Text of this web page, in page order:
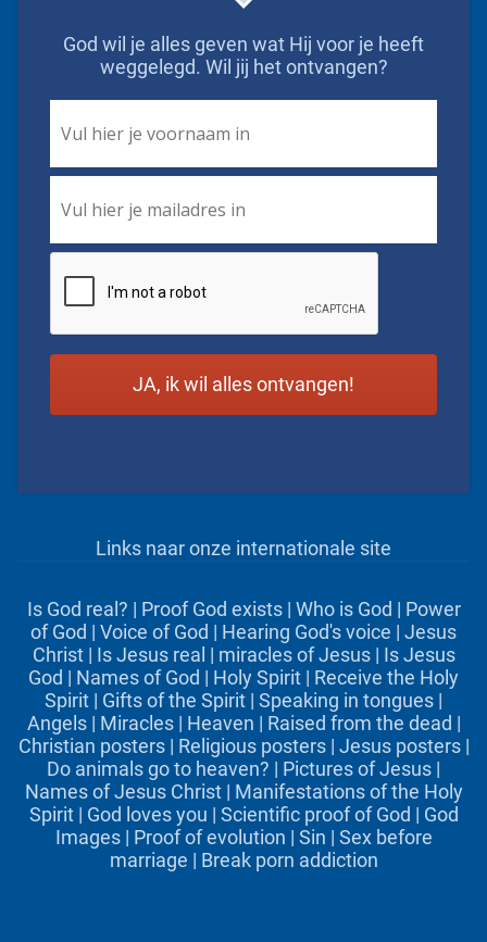
God wil je alles geven wat Hij voor je heeft
weggelegd. Wil jij het ontvangen?
Name *
Links naar onze internationale site
Is God real? | Proof God exists| Who is God | Power
of God | Voice of God | Hearing God's voice | Jesus
Christ| Is Jesus real | miracles of Jesus| Is Jesus
God | Names of God | Holy Spirit | Receive the Holy
Spirit | Gifts of the Spirit | Speaking in tongues |
Angels| Miracles| Heaven | Raised from the dead |
Christian posters| Religious posters| Jesus posters|
Do animals go to heaven? | Pictures of Jesus |
Names of Jesus Christ| Manifestations of the Holy
Spirit| God loves you | Scientific proof of God | God
Images| Proof of evolution | Sin | Sex before
marriage | Break porn addiction